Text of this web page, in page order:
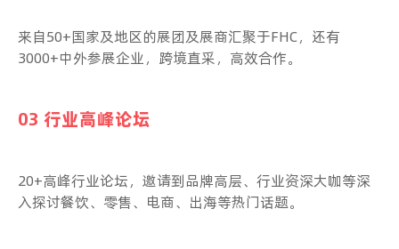
来自50+国家及地区的展团及展商汇聚于FHC，还有
3000+中外参展企业，跨境直采，高效合作。
03 行业高峰论坛
20+高峰行业论坛，邀请到品牌高层、行业资深大咖等深
入探讨餐饮、零售、电商、出海等热门话题。